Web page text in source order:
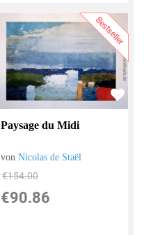
Bestseller
Paysage du Midi
vonNicolas de Staël
€154.00
€90.86